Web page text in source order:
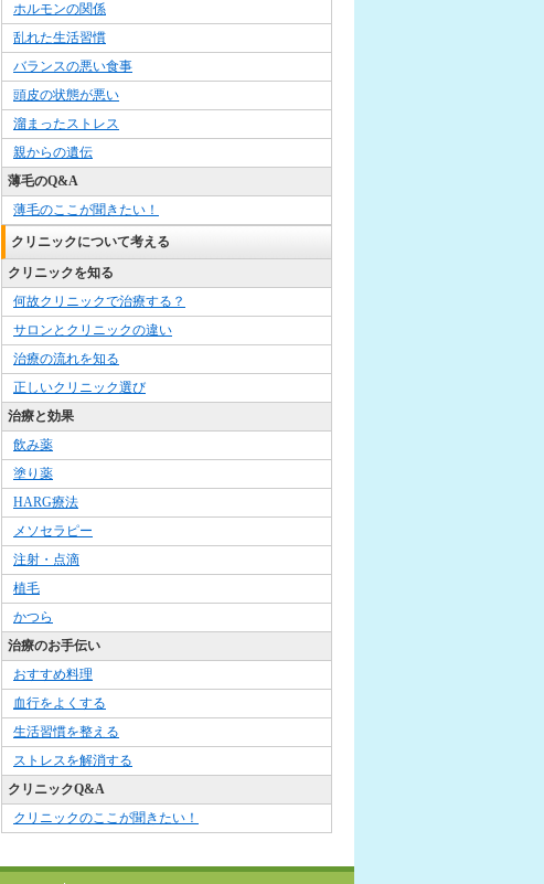
ホルモンの関係
乱れた生活習慣
バランスの悪い食事
頭皮の状態が悪い
溜まったストレス
親からの遺伝
薄毛のQ&A
薄毛のここが聞きたい！
クリニックについて考える
クリニックを知る
何故クリニックで治療する？
サロンとクリニックの違い
治療の流れを知る
正しいクリニック選び
治療と効果
飲み薬
塗り薬
HARG療法
メソセラピー
注射・点滴
植毛
かつら
治療のお手伝い
おすすめ料理
血行をよくする
生活習慣を整える
ストレスを解消する
クリニックQ&A
クリニックのここが聞きたい！